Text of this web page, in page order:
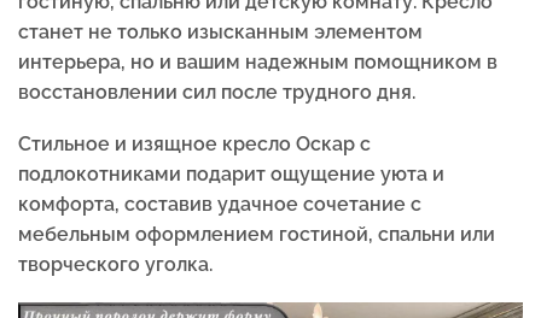
станет не только изысканным элементом
интерьера, но и вашим надежным помощником в
восстановлении сил после трудного дня.
Стильное и изящное кресло Оскар с
подлокотниками подарит ощущение уюта и
комфорта, составив удачное сочетание с
мебельным оформлением гостиной, спальни или
творческого уголка.